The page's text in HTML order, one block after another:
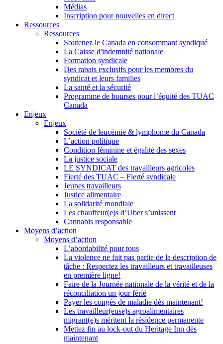
Médias
Inscription pour nouvelles en direct
Ressources
Ressources
Soutenez le Canada en consommant syndiqué
La Caisse d'indemnité nationale
Formation syndicale
Des rabais exclusifs pour les membres du
syndicat et leurs families
La santé et la sécurité
Programme de bourses pour l’équité des TUAC
Canada
Enjeux
Enjeux
Société de leucémie & lymphome du Canada
L’action politique
Condition féminine et égalité des sexes
La justice sociale
LE SYNDICAT des travailleurs agricoles
Fierté des TUAC – Fierté syndicale
Jeunes travailleurs
Justice alimentaire
La solidarité mondiale
Les chauffeur(e)s d’Uber s’unissent
Cannabis responsable
Moyens d’action
Moyens d’action
L’abordabilité pour tous
La violence ne fait pas partie de la description de
tâche : Respectez les travailleurs et travailleuses
en première ligne!
Faire de la Journée nationale de la vérité et de la
réconciliation un jour férié
Payer les congés de maladie dès maintenant!
Les travailleur(euse)s agroalimentaires
migrant(e)s méritent la résidence permanente
Mettez fin au lock-out du Heritage Inn dès
maintenant